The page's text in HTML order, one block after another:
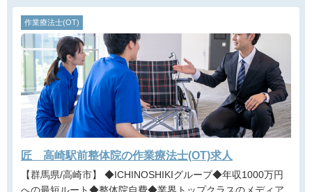
作業療法士(OT)
匠 高崎駅前整体院の作業療法士(OT)求人
【群馬県/高崎市】 ◆ICHINOSHIKIグループ◆年収1000万円